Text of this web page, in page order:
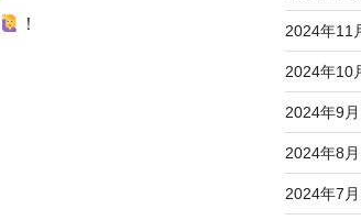
！ 2024年11
2024年10
2024年9月
2024年8月
2024年7月